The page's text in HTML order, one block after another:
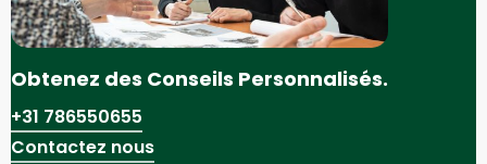
Obtenez des Conseils Personnalisés.
+31 786550655
Contactez nous